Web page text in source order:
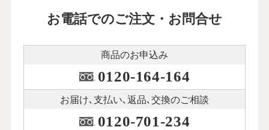
お電話でのご注文・お問合せ
商品のお申込み
0120-164-164
お届け､支払い､ 返品､交換のご相談
0120-701-234